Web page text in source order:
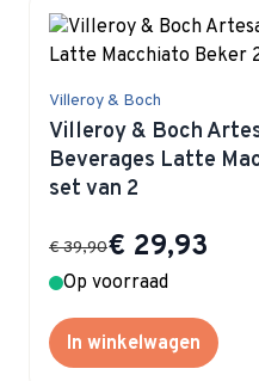
Villeroy & Boch
Villeroy & Boch
Beverages Latte
set van 2
Special Price
€ 29,93
€ 39,90
Op voorraad
In winkelwagen